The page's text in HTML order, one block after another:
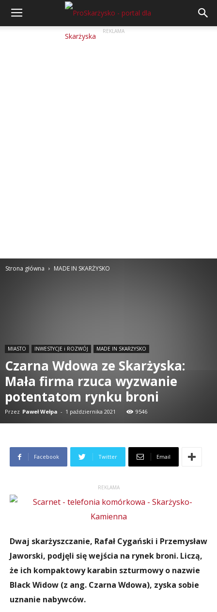
REKLAMA
Strona główna MADE IN SKARŻYSKO
MIASTO INWESTYCJE i ROZWÓJ MADE IN SKARŻYSKO
Czarna Wdowa ze Skarżyska:
Mała firma rzuca wyzwanie
potentatom rynku broni
Przez Paweł Wełpa - 1 października 2021 9546
Facebook Twitter Email
REKLAMA
Dwaj skarżyszczanie, Rafał Cygański i Przemysław
Jaworski, podjęli się wejścia na rynek broni. Liczą,
że ich kompaktowy karabin szturmowy o nazwie
Black Widow (z ang. Czarna Wdowa), zyska sobie
uznanie nabywców.